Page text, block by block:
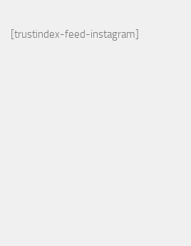
[trustindex-feed-instagram]